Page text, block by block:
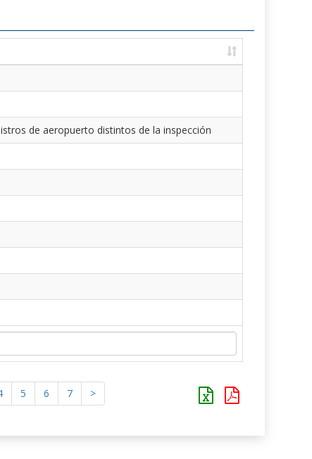
de aeropuerto distintos de la inspección
5 6 7 >